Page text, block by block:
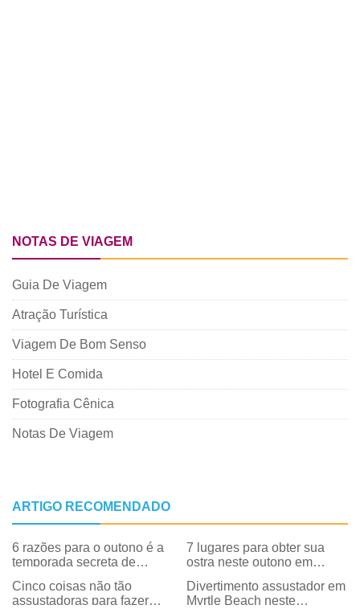
NOTAS DE VIAGEM
Guia De Viagem
Atração Turística
Viagem De Bom Senso
Hotel E Comida
Fotografia Cênica
Notas De Viagem
ARTIGO RECOMENDADO
6 razões para o outono é a
temporada secreta de
7 lugares para obter sua
ostra neste outono em
Cinco coisas não tão
assustadoras para fazer
Divertimento assustador em
Myrtle Beach neste